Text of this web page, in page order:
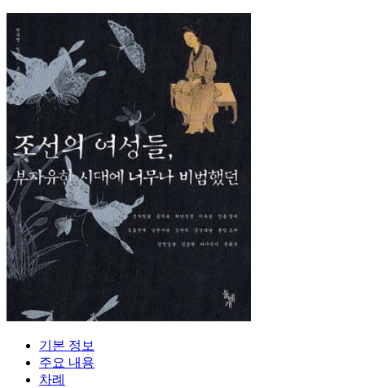
기본 정보
주요 내용
차례